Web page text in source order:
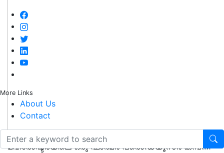
More Links
About Us
Contact
മഹാരാഷ്ട്രയിലെ ഒരു ഫാര്‍മര്‍ പ്രൊഡ്യൂസര്‍ കമ്പനി